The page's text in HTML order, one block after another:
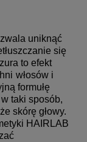
uniknąć
się
to efekt
włosów i
formułę
taki sposób,
skórę głowy.
HAIRLAB